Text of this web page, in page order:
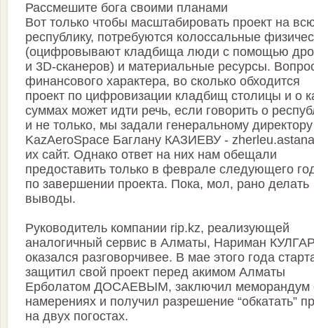
Рассмешите бога своими планами
Вот только чтобы масштабировать проект на
республику, потребуются колоссальные
(оцифровывают кладбища люди с помощью
и 3D-сканеров) и материальные ресурсы.
финансового характера, во сколько обходится
проект по цифровизации кладбищ столицы и о
суммах может идти речь, если говорить о
и не только, мы задали генеральному директору
KazAeroSpace Баглану КАЗИЕВУ -
их сайт. Однако ответ на них нам обещали
предоставить только в феврале следующего
по завершении проекта. Пока, мол, рано делать
выводы.
Руководитель компании rip.kz, реализующей
аналогичный сервис в Алматы, Нариман
оказался разговорчивее. В мае этого года
защитил свой проект перед акимом Алматы
Ерболатом ДОСАЕВЫМ, заключил меморандум
намерениях и получил разрешение “обкатать”
на двух погостах.